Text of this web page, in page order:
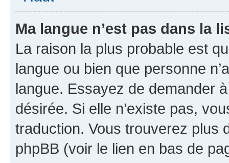
Ma langue n’est pas dans la
La raison la plus probable est
langue ou bien que personne
langue. Essayez de demander
désirée. Si elle n’existe pas,
traduction. Vous trouverez plus
phpBB (voir le lien en bas de